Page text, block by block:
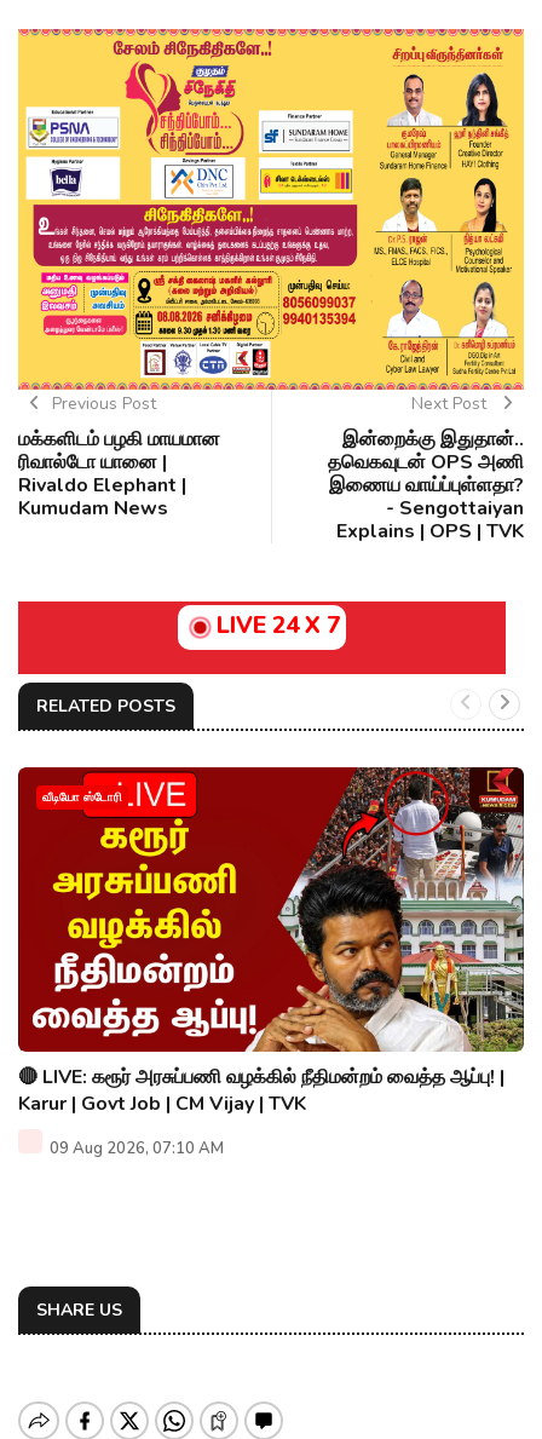
Previous Post
மக்களிடம் பழகி மாயமான
ரிவால்டோ யானை |
Rivaldo Elephant |
Kumudam News
Next Post
இன்றைக்கு இதுதான்..
தவெகவுடன் OPS அணி
இணைய வாய்ப்புள்ளதா?
- Sengottaiyan
Explains | OPS | TVK
LIVE 24 X 7
RELATED POSTS
வீடியோ ஸ்டோரி
🔴 LIVE: கரூர் அரசுப்பணி வழக்கில் நீதிமன்றம் வைத்த ஆப்பு! |
Karur | Govt Job | CM Vijay | TVK
09 Aug 2026, 07:10 AM
SHARE US